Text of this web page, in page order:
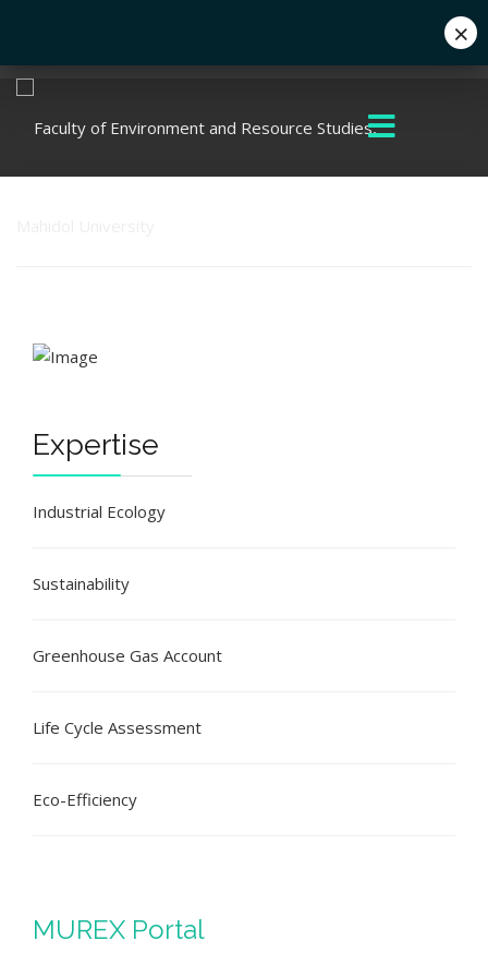
Expertise
Industrial Ecology
Sustainability
Greenhouse Gas Account
Life Cycle Assessment
Eco-Efficiency
MUREX Portal
×